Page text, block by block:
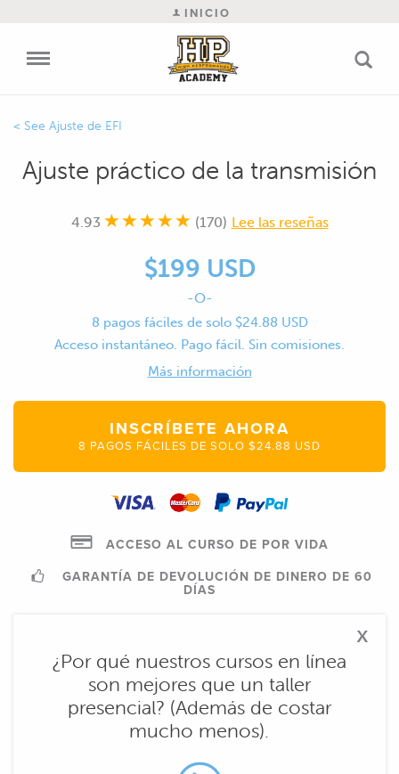
INICIO
Ajuste de EFI
Ajuste práctico de la transmisión
4.93 (170) Lee las reseñas
$199 USD
-O-
8 pagos fáciles de solo $24.88 USD
Acceso instantáneo. Pago fácil. Sin comisiones.
Más información
INSCRÍBETE AHORA
8 PAGOS FÁCILES DE SOLO $24.88 USD
ACCESO AL CURSO DE POR VIDA
GARANTÍA DE DEVOLUCIÓN DE DINERO DE 60
DÍAS
x
¿Por qué nuestros cursos en línea
son mejores que un taller
presencial? (Además de costar
mucho menos).